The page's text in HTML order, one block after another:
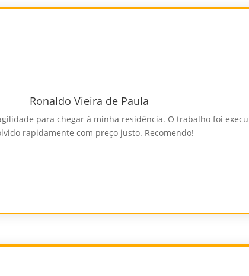
Ronaldo Vieira de Paula
para chegar à minha residência. O trabalho foi
rapidamente com preço justo. Recomendo!